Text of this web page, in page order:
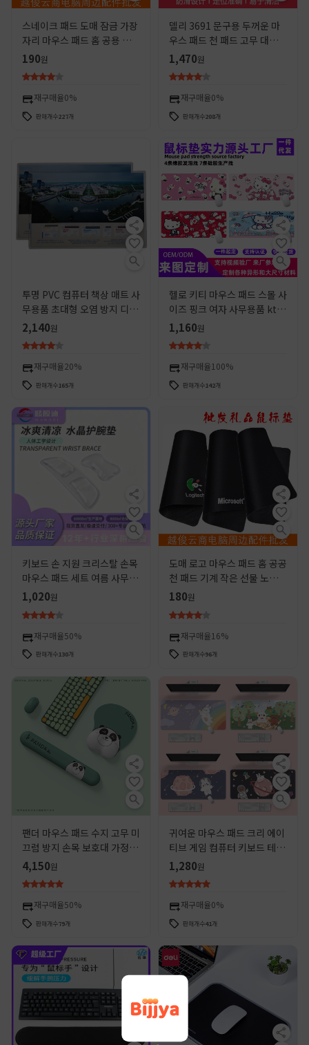
스네이크 패드 도매 잠금 가장
자리 마우스 패드 홈 공용 천
패드 기계 소형 선물 마우스 패
190원
재구매율0%
판매개수227개
델리 3691 문구용 두꺼운 마
우스 패드 천 패드 고무 대형
소형 사무실 학습 게임용 마우
스 패드
1,470원
재구매율0%
판매개수208개
투명 PVC 컴퓨터 책상 매트 사
무용품 초대형 오염 방지 디지
털 인쇄 맞춤형 키보드 매트
2,140원
재구매율20%
판매개수165개
헬로 키티 마우스 패드 스몰 사
이즈 핑크 여자 사무용품 kt
미끄럼 방지 패드 헬로 키티 고
양이 컴퓨터 패드
1,160원
재구매율 100%
판매개수142개
키보드 손 지원 크리스탈 손목
마우스 패드 세트 여름 사무실
필수 아티팩트 쿨 공장 도매
1,020원
재구매율50%
판매개수130개
도매 로고 마우스 패드 홈 공공
천 패드 기계 작은 선물 노트북
데스크톱 컴퓨터 마우스 패드
180원
재구매율 16%
판매개수96개
팬더 마우스 패드 수지 고무 미
끄럼 방지 손목 보호대 가정용
사무용품 게임 학생용 초대형
손베개 키보드
4,150원
재구매율50%
판매개수79개
귀여운 마우스 패드 크리 에이
티브 게임 컴퓨터 키보드 테이
블 매트 여자 마우스 패드 침실
사무용품에 적합
1,280원
재구매율0%
판매개수41개